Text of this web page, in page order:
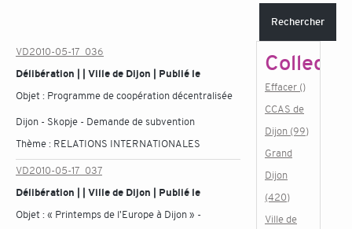
Rechercher
VD2010-05-17_036
Délibération | | Ville de Dijon | Publié le
Objet : Programme de coopération décentralisée
Dijon - Skopje - Demande de subvention
Thème : RELATIONS INTERNATIONALES
VD2010-05-17_037
Délibération | | Ville de Dijon | Publié le
Objet :« Printemps de l'Europe à Dijon » -
Effacer ()
CCAS de
Dijon (99)
Grand
Dijon
(420)
Ville de